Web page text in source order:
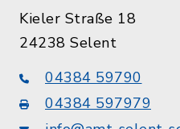
Kieler Straße 18
24238 Selent
04384 59790
04384 597979